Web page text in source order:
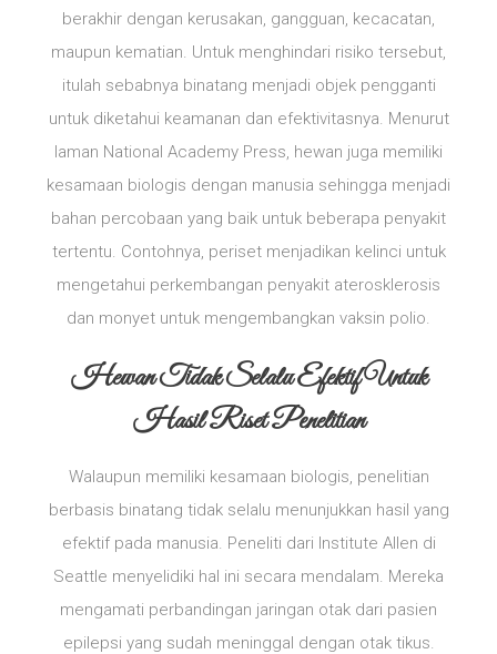
berakhir dengan kerusakan, gangguan, kecacatan,
maupun kematian. Untuk menghindari risiko tersebut,
itulah sebabnya binatang menjadi objek pengganti
untuk diketahui keamanan dan efektivitasnya. Menurut
laman National Academy Press, hewan juga memiliki
kesamaan biologis dengan manusia sehingga menjadi
bahan percobaan yang baik untuk beberapa penyakit
tertentu. Contohnya, periset menjadikan kelinci untuk
mengetahui perkembangan penyakit aterosklerosis
dan monyet untuk mengembangkan vaksin polio.
Hewan Tidak Selalu Efektif Untuk
Hasil Riset Penelitian
Walaupun memiliki kesamaan biologis, penelitian
berbasis binatang tidak selalu menunjukkan hasil yang
efektif pada manusia. Peneliti dari Institute Allen di
Seattle menyelidiki hal ini secara mendalam. Mereka
mengamati perbandingan jaringan otak dari pasien
epilepsi yang sudah meninggal dengan otak tikus.